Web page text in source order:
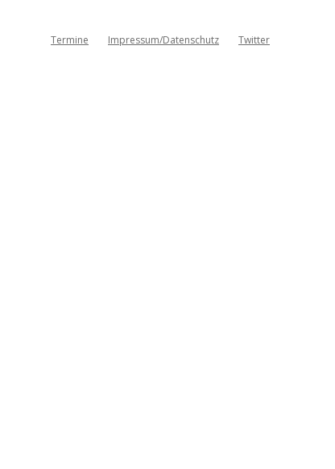
Termine Impressum/Datenschutz Twitter